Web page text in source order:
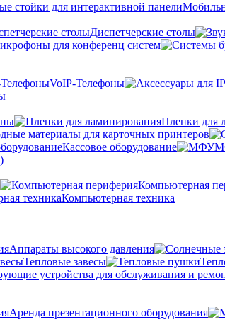
Диспетчерские столы
для конференц систем
VoIP-Телефоны
Пленки для
материалы для карточных принтеров
Кассовое оборудование
Компьютерная
Компьютерная техника
Аппараты высокого давления
Тепловые завесы
Аренда презентационного оборудования